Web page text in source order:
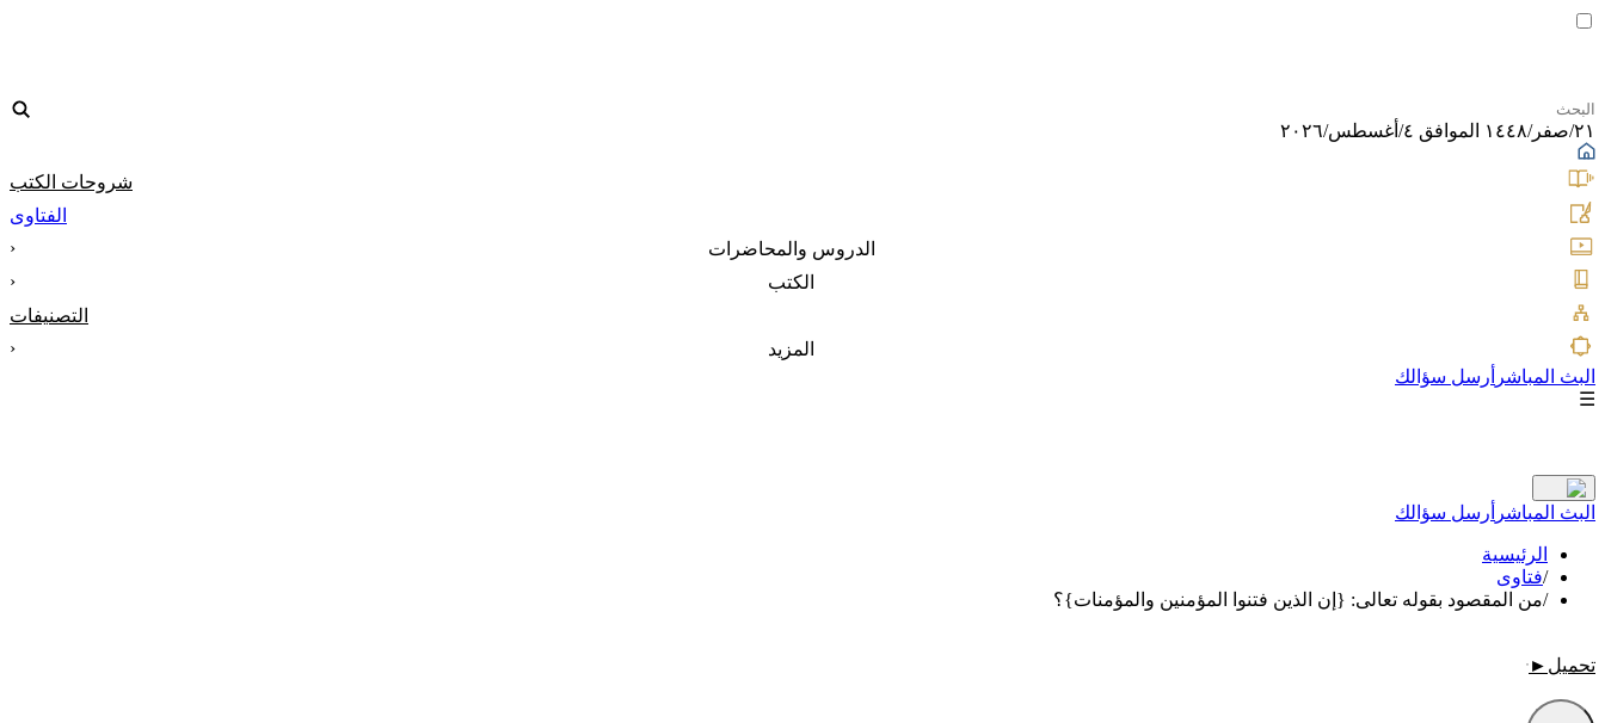
٢١/صفر/١٤٤٨ الموافق ٤/أغسطس/٢٠٢٦
شروحات الكتب
الفتاوى
الدروس والمحاضرات
‹
الكتب
‹
التصنيفات
المزيد
‹
البث المباشر أرسل سؤالك
☰
البث المباشر أرسل سؤالك
الرئيسية
/فتاوى
/من المقصود بقوله تعالى: {إن الذين فتنوا المؤمنين والمؤمنات}؟
تحميل ►